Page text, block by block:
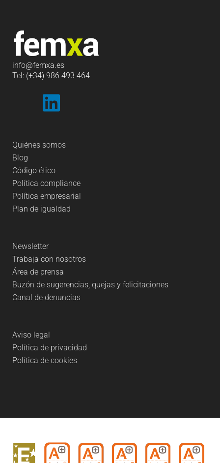
info@femxa.es
Tel: (+34) 986 493 464
Quiénes somos
Blog
Código ético
Política compliance
Política empresarial
Plan de igualdad
Newsletter
Trabaja con nosotros
Área de prensa
Buzón de sugerencias, quejas y felicitaciones
Canal de denuncias
Aviso legal
Política de privacidad
Política de cookies